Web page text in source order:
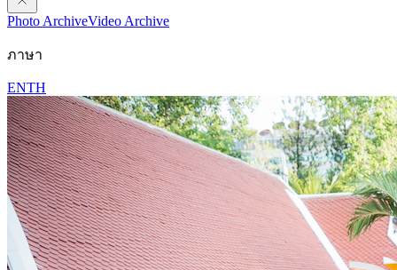
Photo ArchiveVideo Archive
ภาษา
ENTH